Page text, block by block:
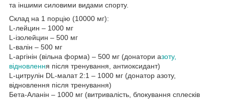
та іншими силовими видами спорту.
Склад на 1 порцію (10000 мг):
L-лейцин – 1000 мг
L-ізолейцин – 500 мг
L-валін – 500 мг
L-аргінін (вільна форма) – 500 мг (донатори азоту,
відновлення після тренування, антиоксидант)
L-цитрулін DL-малат 2:1 – 1000 мг (донатор азоту,
відновлення після тренування)
Бета-Аланін – 1000 мг (витривалість, блокування сплесків